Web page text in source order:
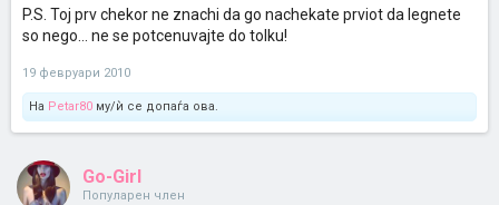
P.S. Toj prv chekor ne znachi da go nachekate prviot da legnete
so nego... ne se potcenuvajte do tolku!
19 февруари 2010
На Petar80 му/ѝ се допаѓа ова.
Go-Girl
Популарен член